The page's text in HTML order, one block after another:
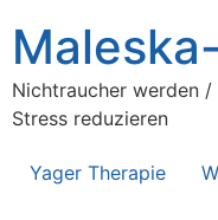
Inhalt
springen
Nichtraucher werden
Stress reduzieren
Yager Therapie